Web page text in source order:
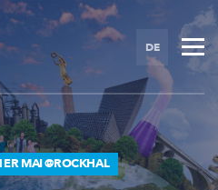
DE
MAI @ROCKHAL